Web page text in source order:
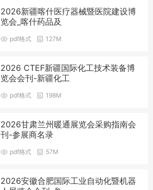
2026新疆喀什医疗器械暨医院建设博
览会_喀什药品及
pdf格式 127M
2026 CTEF新疆国际化工技术装备博
览会会刊-新疆化工
pdf格式 198M
2026甘肃兰州暖通展览会采购指南会
刊-参展商名录
pdf格式 57M
2026安徽合肥国际工业自动化暨机器